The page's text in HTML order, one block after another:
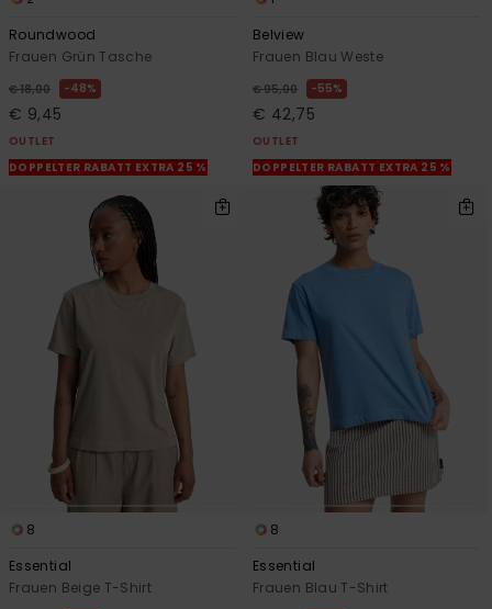
Roundwood
Frauen Grün Tasche
€ 18,00 48%
€ 9,45
OUTLET
DOPPELTER RABATT EXTRA 25 %
Belview
Frauen Blau Weste
€ 95,00 55%
€ 42,75
OUTLET
DOPPELTER RABATT EXTRA 25 %
8
Essential
Frauen Beige T-Shirt
8
Essential
Frauen Blau T-Shirt